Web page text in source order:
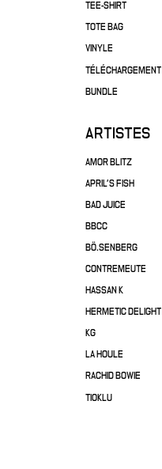
TEE-SHIRT
TOTE BAG
VINYLE
TÉLÉCHARGEMENT
BUNDLE
ARTISTES
AMOR BLITZ
APRIL'S FISH
BAD JUICE
BBCC
BÖ.SENBERG
CONTREMEUTE
HASSAN K
HERMETIC DELIGHT
KG
LA HOULE
RACHID BOWIE
TIOKLU